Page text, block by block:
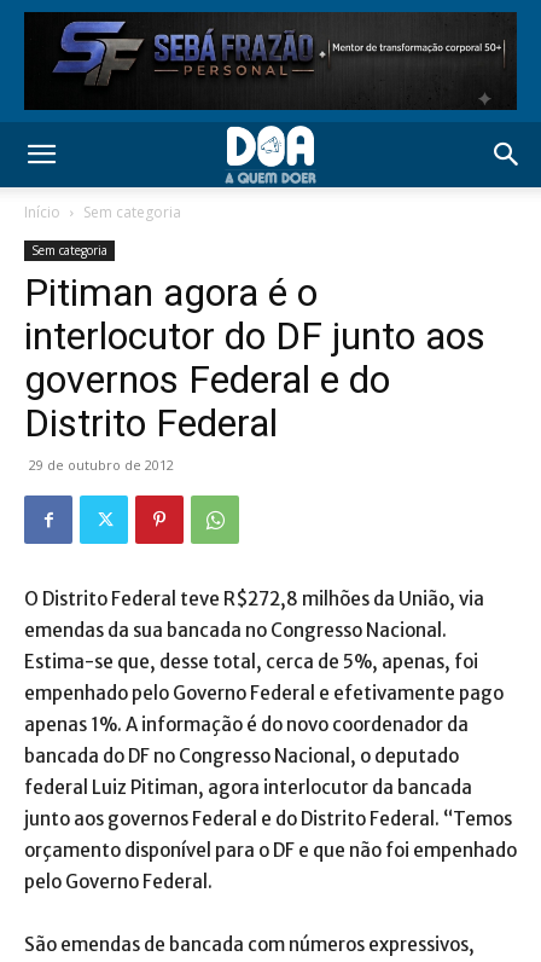
Início Sem categoria
Sem categoria
Pitiman agora é o
interlocutor do DF junto aos
governos Federal e do
Distrito Federal
29 de outubro de 2012
O Distrito Federal teve R$272,8 milhões da União, via
emendas da sua bancada no Congresso Nacional.
Estima-se que, desse total, cerca de 5%, apenas, foi
empenhado pelo Governo Federal e efetivamente pago
apenas 1%. A informação é do novo coordenador da
bancada do DF no Congresso Nacional, o deputado
federal Luiz Pitiman, agora interlocutor da bancada
junto aos governos Federal e do Distrito Federal. “Temos
orçamento disponível para o DF e que não foi empenhado
pelo Governo Federal.
São emendas de bancada com números expressivos,